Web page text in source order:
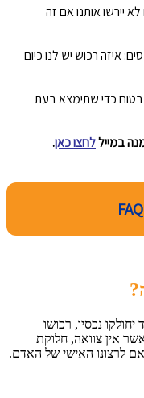
יירשו אותנו אם זה
איזה רכוש יש לנו כיום
בטוח כדי שתימצא בעת
במייללחצו כאן.
?
נכסיו, רכושו
אין צוואה, חלוקת
לרצונו האישי של האדם.